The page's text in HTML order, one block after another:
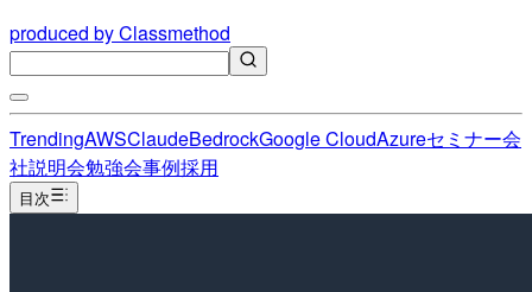
produced by Classmethod
TrendingAWSClaudeBedrockGoogle CloudAzureセミナー会
社説明会勉強会事例採用
目次